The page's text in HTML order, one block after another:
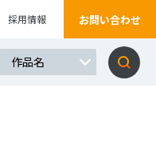
採用情報 お問い合わせ